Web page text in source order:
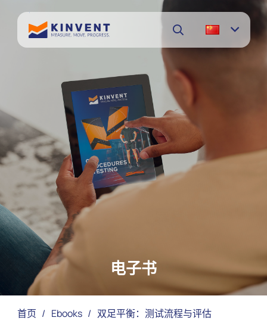
电子书
首页 / Ebooks / 双足平衡：测试流程与评估